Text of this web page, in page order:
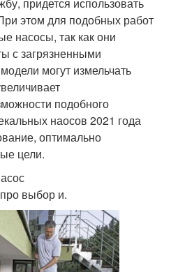
придется использовать
этом для подобных работ
насосы, так как они
с загрязненными
могут измельчать
подобного
наосов 2021 года
оптимально
цели.
выбор и.